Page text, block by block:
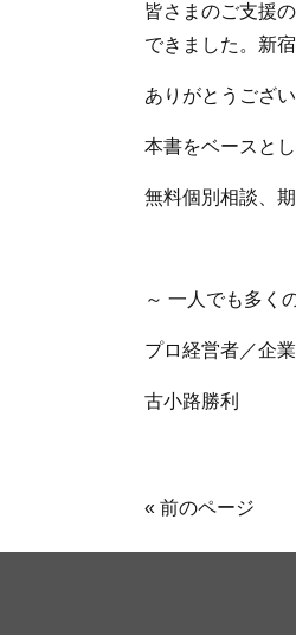
皆さまのご支援
できました。新
ありがとうござい
本書をベースと
無料個別相談、
～ 一人でも多く
プロ経営者／企
古小路勝利
« 前のページ